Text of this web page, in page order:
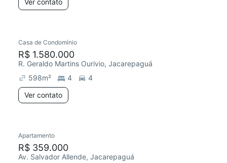
Ver contato
Casa de Condomínio
R$ 1.580.000
R. Geraldo Martins Ourivio, Jacarepaguá
598m² 4
4
Ver contato
Apartamento
R$ 359.000
Av. Salvador Allende, Jacarepaguá